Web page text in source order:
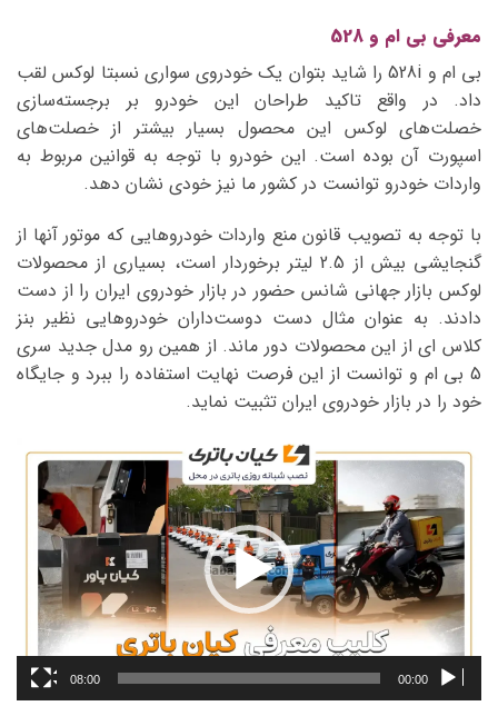
معرفی بی ام و 528
بی ام و 528i را شاید بتوان یک خودروی سواری نسبتا لوکس لقب
داد. در واقع تاکید طراحان این خودرو بر برجسته‌سازی
خصلت‌های لوکس این محصول بسیار بیشتر از خصلت‌های
اسپورت آن بوده است. این خودرو با توجه به قوانین مربوط به
واردات خودرو توانست در کشور ما نیز خودی نشان دهد.
با توجه به تصویب قانون منع واردات خودروهایی که موتور آنها از
گنجایشی بیش از 2.5 لیتر برخوردار است، بسیاری از محصولات
لوکس بازار جهانی شانس حضور در بازار خودروی ایران را از دست
دادند. به عنوان مثال دست دوست‌داران خودروهایی نظیر بنز
کلاس ای از این محصولات دور ماند. از همین رو مدل جدید سری
5 بی ام و توانست از این فرصت نهایت استفاده را ببرد و جایگاه
خود را در بازار خودروی ایران تثبیت نماید.
نمایشگر
ویدیو
00:00
08:00